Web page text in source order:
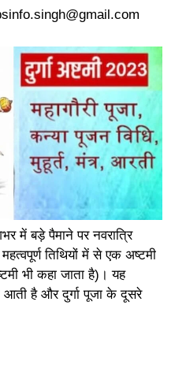
में बड़े पैमाने पर नवरात्रि
तिथियों में से एक अष्टमी
भी कहा जाता है)। यह
आती है और दुर्गा पूजा के दूसरे